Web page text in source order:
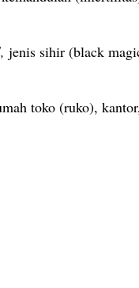
jenis sihir (black
toko (ruko),